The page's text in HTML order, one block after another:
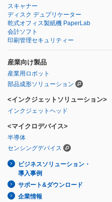
スキャナー
ディスク デュプリケーター
乾式オフィス製紙機 PaperLab
会計ソフト
印刷管理セキュリティー
産業向け製品
産業用ロボット
部品成形ソリューション
<インクジェットソリューション>
インクジェットヘッド
<マイクロデバイス>
半導体
センシングデバイス
ビジネスソリューション・
導入事例
サポート&ダウンロード
企業情報